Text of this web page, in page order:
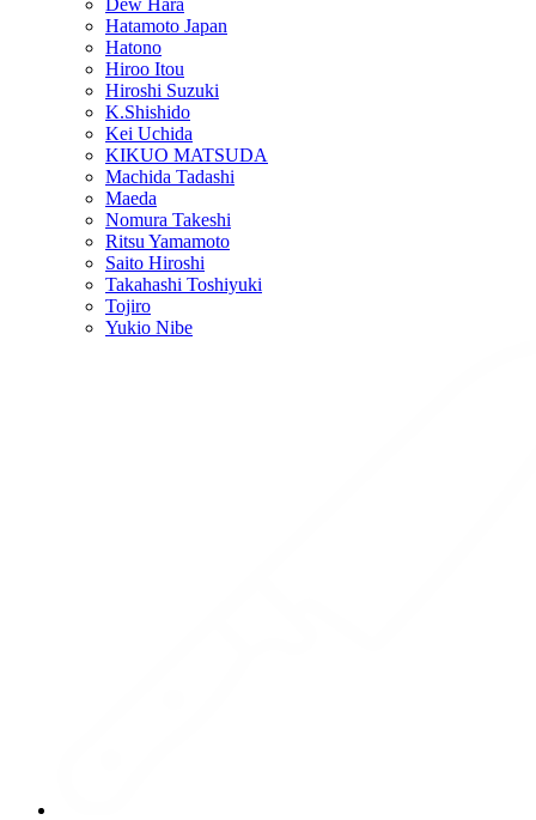
Hatamoto Japan
Hatono
Hiroo Itou
Hiroshi Suzuki
K.Shishido
Kei Uchida
KIKUO MATSUDA
Machida Tadashi
Maeda
Nomura Takeshi
Ritsu Yamamoto
Saito Hiroshi
Takahashi Toshiyuki
Tojiro
Yukio Nibe